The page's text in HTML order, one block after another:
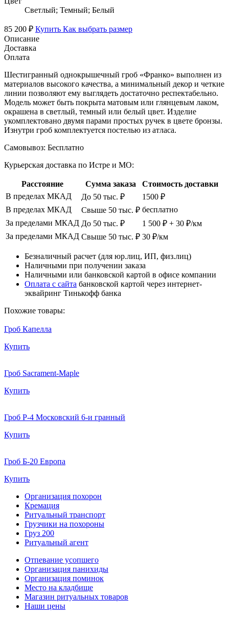
Светлый; Темный; Белый
85 200 ₽ Купить Как выбрать размер
Описание
Доставка
Оплата
Шестигранный однокрышечный гроб «Франко» выполнен из
материалов высокого качества, а минимальный декор и четкие
линии позволяют ему выглядеть достаточно респектабельно.
Модель может быть покрыта матовым или глянцевым лаком,
окрашена в светлый, темный или белый цвет. Изделие
укомплектовано двумя парами простых ручек в цвете бронзы.
Изнутри гроб комплектуется постелью из атласа.
Самовывоз: Бесплатно
Курьерская доставка по Истре и МО:
Расстояние Сумма заказа
Стоимость доставки
В пределах МКАД
До 50 тыс. ₽
1500 ₽
В пределах МКАД
Свыше 50 тыс. ₽ бесплатно
За пределами МКАД До 50 тыс. ₽
1 500 ₽ + 30 ₽/км
За пределами МКАД Свыше 50 тыс. ₽ 30 ₽/км
Безналичный расчет (для юр.лиц, ИП, физ.лиц)
Наличными при получении заказа
Наличными или банковской картой в офисе компании
Оплата с сайта банковской картой через интернет-
эквайринг Тинькофф банка
Похожие товары:
Гроб Капелла
Купить
Гроб Sacrament-Maple
Купить
Гроб Р-4 Московский 6-и гранный
Купить
Гроб Б-20 Европа
Купить
Организация похорон
Кремация
Ритуальный транспорт
Грузчики на похороны
Груз 200
Ритуальный агент
Отпевание усопшего
Организация панихиды
Организация поминок
Место на кладбище
Магазин ритуальных товаров
Наши цены